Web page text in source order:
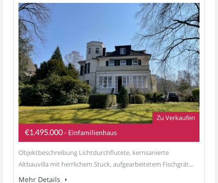
Zu Verkaufen
€1.495.000- Einfamilienhaus
Objektbeschreibung Lichtdurchflutete, kernsanierte
Altbauvilla mit herrlichem Stuck, aufgearbeitetem Fischgrät...
Mehr Details